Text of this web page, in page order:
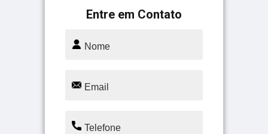
Entre em Contato